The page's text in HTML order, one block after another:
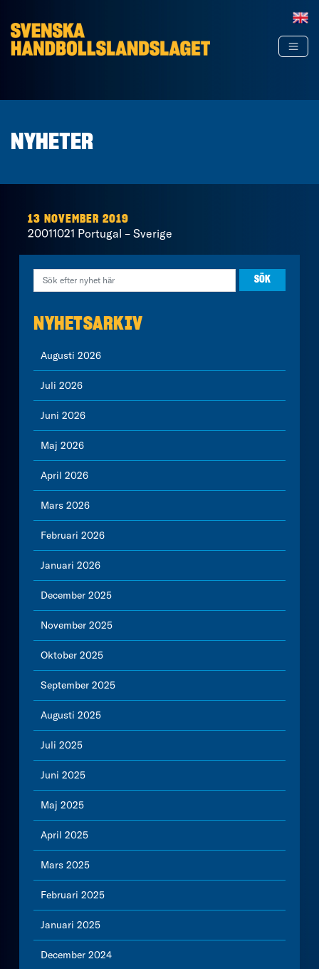
NYHETER
13 NOVEMBER 2019
20011021 Portugal – Sverige
NYHETSARKIV
Augusti 2026
Juli 2026
Juni 2026
Maj 2026
April 2026
Mars 2026
Februari 2026
Januari 2026
December 2025
November 2025
Oktober 2025
September 2025
Augusti 2025
Juli 2025
Juni 2025
Maj 2025
April 2025
Mars 2025
Februari 2025
Januari 2025
December 2024